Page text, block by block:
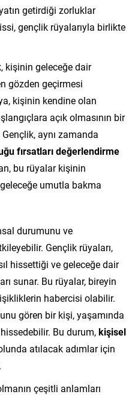
getirdiği zorluklar
gençlik rüyalarıyla birlikte
kişinin geleceğe dair
gözden geçirmesi
kişinin kendine olan
açık olmasının bir
aynı zamanda
fırsatları değerlendirme
bu rüyalar kişinin
umutla bakma
durumunu ve
Gençlik rüyaları,
hissettiği ve geleceğe dair
sunar. Bu rüyalar, bireyin
habercisi olabilir.
gören bir kişi, yaşamında
Bu durum,kişisel
atılacak adımlar için
çeşitli anlamları